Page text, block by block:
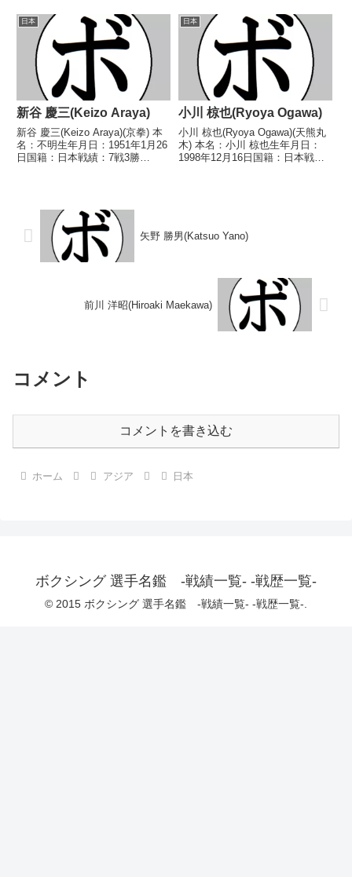
し 【戦歴】1989/11/07
●1RKO 長谷川 聖一(オサ
ム)1990/03/0...
定 1-2(採点不明) ヤン・ヒョン
モ(韓)2021/06...
日本
新谷 慶三(Keizo Araya)
新谷 慶三(Keizo Araya)(京拳) 本
名：不明生年月日：1951年1月26
日国籍：日本戦績：7戦3勝
度西日本フェザー...
日本
小川 椋也(Ryoya Ogawa)
小川 椋也(Ryoya Ogawa)(天熊丸
木) 本名：小川 椋也生年月日：
1998年12月16日国籍：日本戦
矢野 勝男(Katsuo Yano)
前川 洋昭(Hiroaki Maekawa)
コメント
コメントを書き込む
ホーム アジア 日本
ボクシング 選手名鑑 -戦績一覧- -戦歴一覧-
© 2015 ボクシング 選手名鑑 -戦績一覧- -戦歴一覧-.